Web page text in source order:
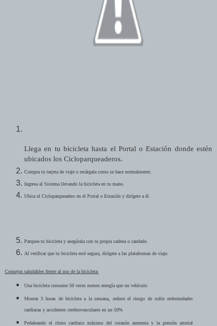
Llega en tu bicicleta hasta el Portal o Estación donde estén
ubicados los Cicloparqueaderos.
Compra tu tarjeta de viaje o recárgala como se hace normalmente.
Ingresa al Sistema llevando la bicicleta en tu mano.
Ubica el Cicloparqueadero en el Portal o Estación y dirígete a él.
Parquea tu bicicleta y asegúrala con tu propia cadena o candado.
Al verificar que tu bicicleta esté segura, dirígete a las plataformas de viaje.
Consejos saludables frente al uso de la bicicleta:
Una bicicleta consume 50 veces menos energía que un vehículo
Montar 3 horas de bicicleta a la semana, reduce el riesgo de sufrir enfermedades
cardiacas y accidentes cerebrovasculares en un 50%
Pedaleando el ritmo cardiaco máximo del corazón aumenta y la presión arterial